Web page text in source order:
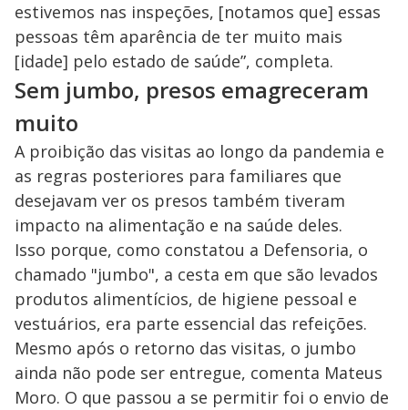
estivemos nas inspeções, [notamos que] essas
pessoas têm aparência de ter muito mais
[idade] pelo estado de saúde”, completa.
Sem jumbo, presos emagreceram
muito
A proibição das visitas ao longo da pandemia e
as regras posteriores para familiares que
desejavam ver os presos também tiveram
impacto na alimentação e na saúde deles.
Isso porque, como constatou a Defensoria, o
chamado "jumbo", a cesta em que são levados
produtos alimentícios, de higiene pessoal e
vestuários, era parte essencial das refeições.
Mesmo após o retorno das visitas, o jumbo
ainda não pode ser entregue, comenta Mateus
Moro. O que passou a se permitir foi o envio de